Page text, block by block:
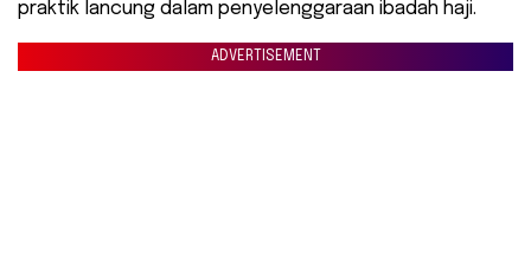
praktik lancung dalam penyelenggaraan ibadah haji.
ADVERTISEMENT